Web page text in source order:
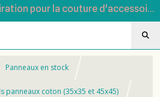
Tissus, mercerie et inspiration pour la couture d'accessoires
Panneaux en stock
panneaux coton (35x35 et 45x45)